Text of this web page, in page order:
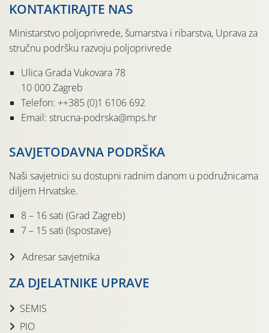
KONTAKTIRAJTE NAS
Ministarstvo poljoprivrede, šumarstva i ribarstva, Uprava za
stručnu podršku razvoju poljoprivrede
Ulica Grada Vukovara 78
10 000 Zagreb
Telefon: ++385 (0)1 6106 692
Email: strucna-podrska@mps.hr
SAVJETODAVNA PODRŠKA
Naši savjetnici su dostupni radnim danom u podružnicama
diljem Hrvatske.
8 – 16 sati (Grad Zagreb)
7 – 15 sati (Ispostave)
Adresar savjetnika
ZA DJELATNIKE UPRAVE
SEMIS
PIO